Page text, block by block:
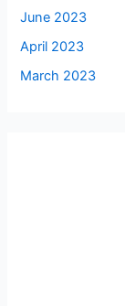
June 2023
April 2023
March 2023